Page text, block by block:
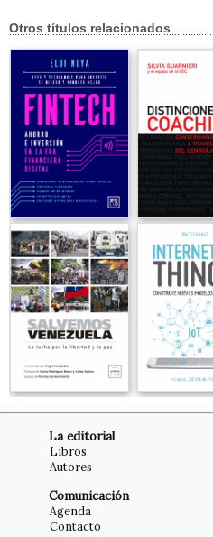
Otros títulos relacionados
La editorial
Libros
Autores
Comunicación
Agenda
Contacto